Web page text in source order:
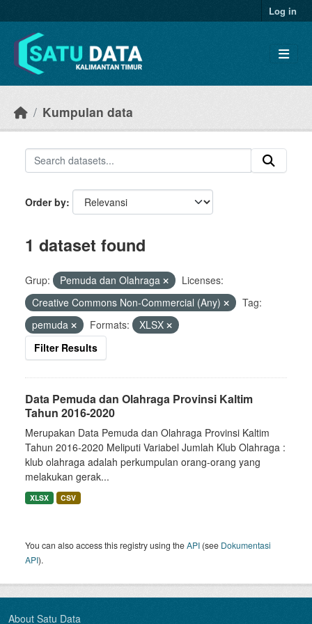
Log in
Kumpulan data
Order by
1 dataset found
Grup: Pemuda dan Olahraga
Licenses:
Creative Commons Non-Commercial (Any)
Tag:
pemuda
Formats:
XLSX
Filter Results
Data Pemuda dan Olahraga Provinsi Kaltim
Tahun 2016-2020
Merupakan Data Pemuda dan Olahraga Provinsi Kaltim
Tahun 2016-2020 Meliputi Variabel Jumlah Klub Olahraga :
klub olahraga adalah perkumpulan orang-orang yang
melakukan gerak...
XLSX CSV
You can also access this registry using theAPI (see Dokumentasi
API).
About Satu Data